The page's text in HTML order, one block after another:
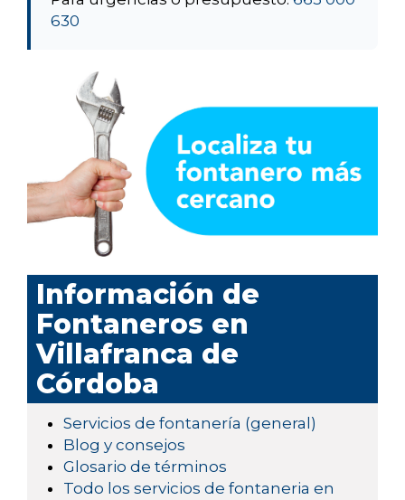
630
Información de
Fontaneros en
Villafranca de
Córdoba
Servicios de fontanería (general)
Blog y consejos
Glosario de términos
Todo los servicios de fontaneria en